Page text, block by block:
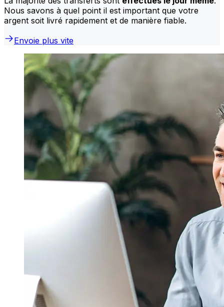
Nous savons à quel point il est important que votre
argent soit livré rapidement et de manière fiable.
Envoie plus vite